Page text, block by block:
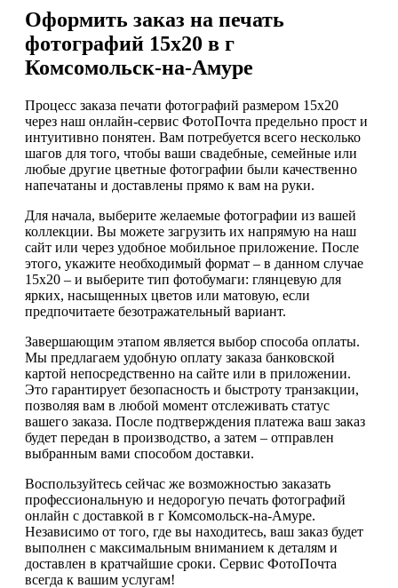
Оформить заказ на печать
фотографий 15х20 в г
Комсомольск-на-Амуре
Процесс заказа печати фотографий размером 15х20
через наш онлайн-сервис ФотоПочта предельно прост и
интуитивно понятен. Вам потребуется всего несколько
шагов для того, чтобы ваши свадебные, семейные или
любые другие цветные фотографии были качественно
напечатаны и доставлены прямо к вам на руки.
Для начала, выберите желаемые фотографии из вашей
коллекции. Вы можете загрузить их напрямую на наш
сайт или через удобное мобильное приложение. После
этого, укажите необходимый формат – в данном случае
15х20 – и выберите тип фотобумаги: глянцевую для
ярких, насыщенных цветов или матовую, если
предпочитаете безотражательный вариант.
Завершающим этапом является выбор способа оплаты.
Мы предлагаем удобную оплату заказа банковской
картой непосредственно на сайте или в приложении.
Это гарантирует безопасность и быстроту транзакции,
позволяя вам в любой момент отслеживать статус
вашего заказа. После подтверждения платежа ваш заказ
будет передан в производство, а затем – отправлен
выбранным вами способом доставки.
Воспользуйтесь сейчас же возможностью заказать
профессиональную и недорогую печать фотографий
онлайн с доставкой в г Комсомольск-на-Амуре.
Независимо от того, где вы находитесь, ваш заказ будет
выполнен с максимальным вниманием к деталям и
доставлен в кратчайшие сроки. Сервис ФотоПочта
всегда к вашим услугам!